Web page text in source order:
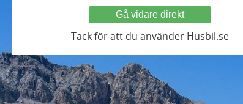
Gå vidare direkt
Tack för att du använder Husbil.se